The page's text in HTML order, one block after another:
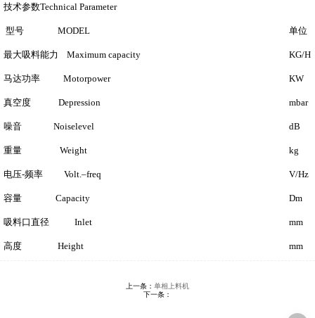
技术参数Technical Parameter
型号 MODEL 单位
最大吸料能力 Maximum capacity KG/H
马达功率 Motorpower KW
真空度 Depression mbar
噪音 Noiselevel dB
重量 Weight kg
电压-频率 Volt.–freq V/Hz
容量 Capacity Dm
吸料口直径 Inlet mm
高度 Height mm
上一条： 单相上料机
下一条：